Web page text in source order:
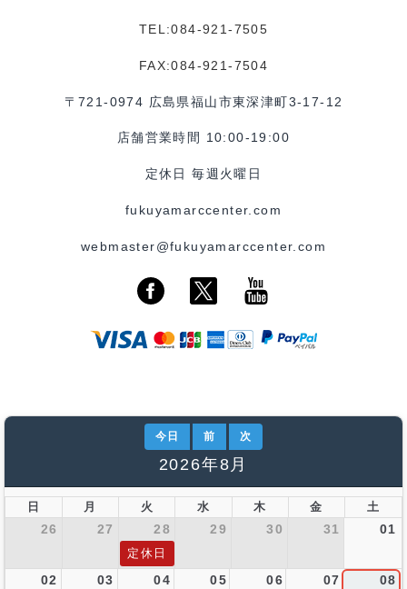
TEL:084-921-7505
FAX:084-921-7504
〒721-0974 広島県福山市東深津町3-17-12
店舗営業時間 10:00-19:00
定休日 毎週火曜日
fukuyamarccenter.com
webmaster@fukuyamarccenter.com
今日 前 次
2026年8月
日 月 火 水 木 金 土
26 27 28 29 30 31 01
定休日
02 03 04 05 06 07 08